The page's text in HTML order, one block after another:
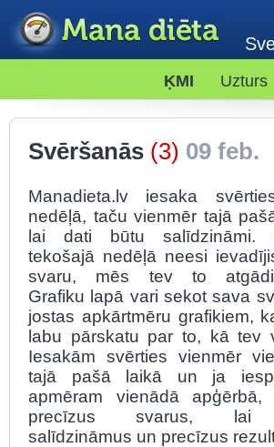
ĶMI Uzturs
Svēršanās (3) 09 feb.
Manadieta.lv iesaka
nedēļā, taču vienmēr tajā
lai dati būtu
tekošajā nedēļā neesi
svaru, mēs tev to
Grafiku lapā vari sekot sava
jostas apkārtmēru grafikiem,
labu pārskatu par to, kā tev
Iesakām svērties vienmēr
tajā pašā laikā un ja
apmēram vienādā apģērbā,
precīzus svarus, lai
salīdzināmus un precīzus